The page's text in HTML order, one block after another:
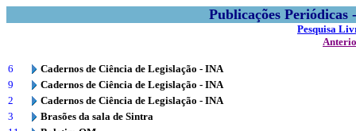
Publicações
Pesquisa
6
Cadernos de Ciência de Legislação - INA
9
Cadernos de Ciência de Legislação - INA
2
Cadernos de Ciência de Legislação - INA
3
Brasões da sala de Sintra